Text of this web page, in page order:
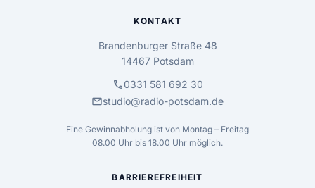
KONTAKT
Brandenburger Straße 48
14467 Potsdam
call0331 581 692 30
mailstudio@radio-potsdam.de
Eine Gewinnabholung ist von Montag – Freitag
08.00 Uhr bis 18.00 Uhr möglich.
BARRIEREFREIHEIT